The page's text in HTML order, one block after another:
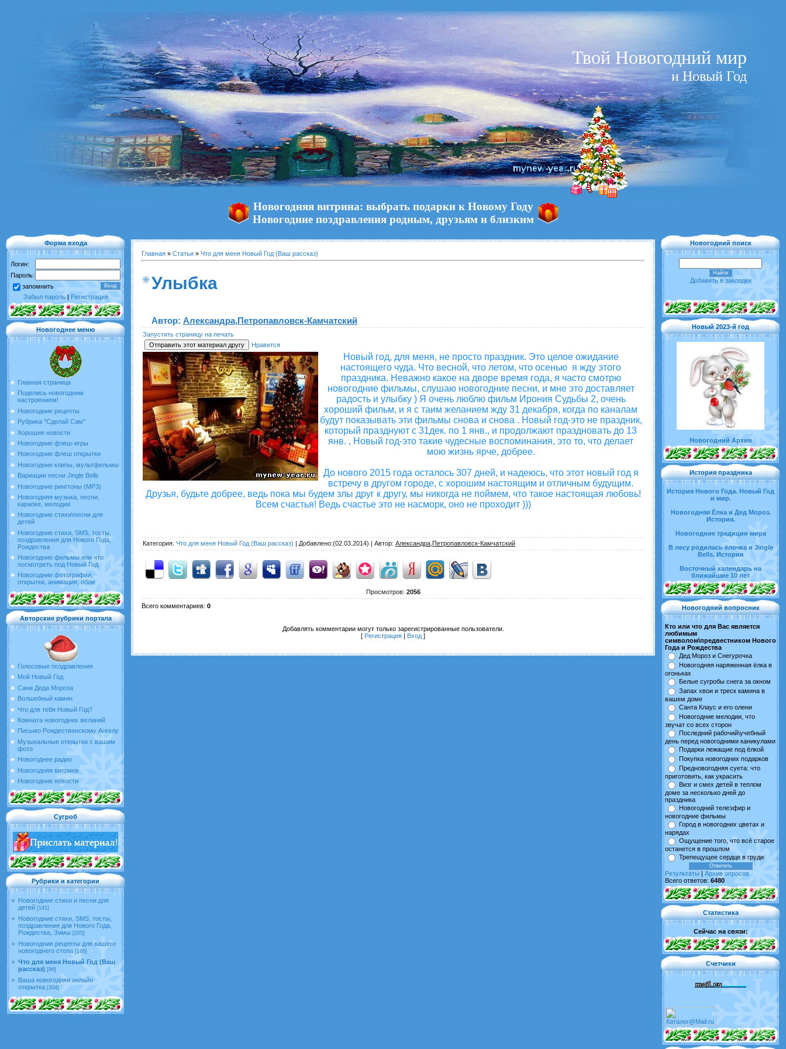
Твой Новогодний мир
и Новый Год
Новогодняя витрина: выбрать подарки к Новому Году
Новогодние поздравления родным, друзьям и близким
Форма входа
Логин:
Пароль:
запомнить
Забыл пароль| Регистрация
Новогоднее меню
Главная страница
Поделись новогодним
настроением!
Новогодние рецепты
Рубрика "Сделай Сам"
Хорошие новости
Новогодние флеш-игры
Новогодние флеш открытки
Новогодние клипы, мультфильмы
Вариации песни Jingle Bells
Новогодние рингтоны (MP3)
Новогодняя музыка, песни,
караоке, мелодии
Новогодние стихи\песни для
детей
Новогодние стихи, SMS, тосты,
поздравления для Нового Года,
Рождества
Новогодние фильмы или что
посмотреть под Новый Год
Новогодние фотографии,
открытки, анимация, обои
Авторские рубрики портала
Голосовые поздравления
Мой Новый Год
Сани Деда Мороза
Волшебный камин
Что для тебя Новый Год?
Комната новогодних желаний
Письмо Рождественскому Ангелу
Музыкальные открытки с вашим
фото
Новогоднее радио
Новогодняя витрина
Новогодние новости
Сугроб
Рубрики и категории
Новогодние стихи и песни для
детей [141]
Новогодние стихи, SMS, тосты,
поздравления для Нового Года,
Рождества, Зимы [205]
Новогодние рецепты для вашего
новогоднего стола [166]
Что для меня Новый Год (Ваш
рассказ) [96]
Ваша новогодняя онлайн
открытка [304]
Главная » Статьи » Что для меня Новый Год (Ваш рассказ)
Улыбка
Автор: Александра,Петропавловск-Камчатский
Запустить страницу на печать
Нравится
Новый год, для меня, не просто праздник. Это целое ожидание
настоящего чуда. Что весной, что летом, что осенью я жду этого
праздника. Неважно какое на дворе время года, я часто смотрю
новогодние фильмы, слушаю новогодние песни, и мне это доставляет
радость и улыбку ) Я очень люблю фильм Ирония Судьбы 2, очень
хороший фильм, и я с таим желанием жду 31 декабря, когда по каналам
будут показывать эти фильмы снова и снова . Новый год-это не праздник,
который празднуют с 31дек. по 1 янв., и продолжают праздновать до 13
янв. , Новый год-это такие чудесные воспоминания, это то, что делает
мою жизнь ярче, добрее.
До нового 2015 года осталось 307 дней, и надеюсь, что этот новый год я
встречу в другом городе, с хорошим настоящим и отличным будущим.
Друзья, будьте добрее, ведь пока мы будем злы друг к другу, мы никогда не поймем, что такое настоящая любовь!
Всем счастья! Ведь счастье это не насморк, оно не проходит )))
Категория: Что для меня Новый Год (Ваш рассказ) | Добавлено:(02.03.2014) | Автор: Александра,Петропавловск-Камчатский
Просмотров: 2056
Всего комментариев: 0
Добавлять комментарии могут только зарегистрированные пользователи.
[ Регистрация | Вход ]
Новогодний поиск
Добавить в закладки
Новый 2023-й год
Новогодний Архив
История праздника
История Нового Года. Новый Год
и мир.
Новогодняя Ёлка и Дед Мороз.
История.
Новогодние традиции мира
В лесу родилась ёлочка и Jingle
Bells. История
Восточный календарь на
ближайшие 10 лет
Новогодний вопросник
Кто или что для Вас является
любимым
символом\предвестником Нового
Года и Рождества
Дед Мороз и Снегурочка
Новогодняя наряженная ёлка в
огоньках
Белые сугробы снега за окном
Запах хвои и треск камина в
вашем доме
Санта Клаус и его олени
Новогодние мелодии, что
звучат со всех сторон
Последний рабочий\учебный
день перед новогодними каникулами
Подарки лежащие под ёлкой
Покупка новогодних подарков
Предновогодняя суета: что
приготовить, как украсить
Визг и смех детей в теплом
доме за несколько дней до
праздника
Новогодний телеэфир и
новогодние фильмы
Город в новогодних цветах и
нарядах
Ощущение того, что всё старое
останется в прошлом
Трепещущее сердце в груди
Результаты | Архив опросов
Всего ответов: 6480
Статистика
Сейчас на связи:
Счетчики